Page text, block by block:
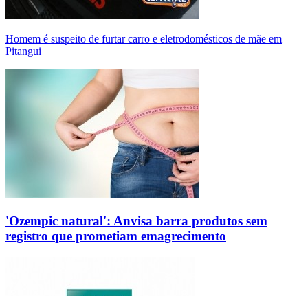
Homem é suspeito de furtar carro e eletrodomésticos de mãe em
Pitangui
'Ozempic natural': Anvisa barra produtos sem
registro que prometiam emagrecimento